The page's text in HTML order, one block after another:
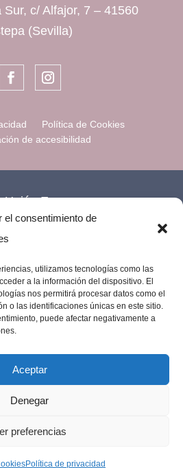
el consentimiento de
utilizamos tecnologías como las
a la información del dispositivo. El
nos permitirá procesar datos como el
o las identificaciones únicas en este sitio.
puede afectar negativamente a
Aceptar
Denegar
preferencias
Política de privacidad
Sur, c/ Alfajor, 7 – 41560
(Sevilla)
Política de Cookies
de accesibilidad
Unión Europea –
© 2023 | Todos los